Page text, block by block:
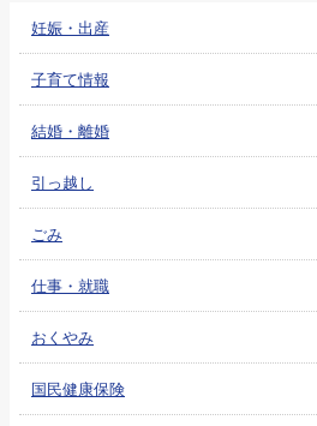
妊娠・出産
子育て情報
結婚・離婚
引っ越し
ごみ
仕事・就職
おくやみ
国民健康保険